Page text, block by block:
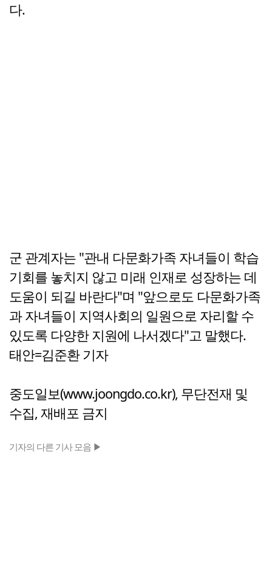
다.
군 관계자는 "관내 다문화가족 자녀들이 학습
기회를 놓치지 않고 미래 인재로 성장하는 데
도움이 되길 바란다"며 "앞으로도 다문화가족
과 자녀들이 지역사회의 일원으로 자리할 수
있도록 다양한 지원에 나서겠다"고 말했다.
태안=김준환 기자
중도일보(www.joongdo.co.kr), 무단전재 및
수집, 재배포 금지
기자의 다른 기사 모음 ▶